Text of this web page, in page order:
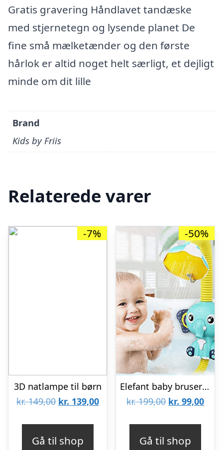
Gratis gravering Håndlavet tandæske
med stjernetegn og lysende planet De
fine små mælketænder og den første
hårlok er altid noget helt særligt, et dejligt
minde om dit lille
Brand
Kids by Friis
Relaterede varer
-7%
3D natlampe til børn
kr.149,00 Den
kr. 139,00Den
Gå til shop
-50%
Elefant baby bruser til badekar
kr.199,00 Den
kr. 99,00Den
Gå til shop